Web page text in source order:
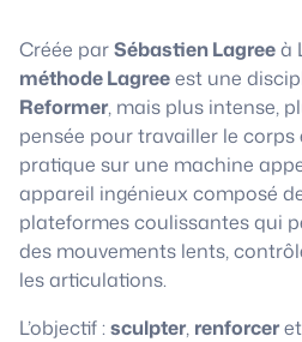
Créée parSébastien Lagreeà
méthode Lagreeest une
Reformer, mais plus intense,
pensée pour travailler le corps
pratique sur une machine
appareil ingénieux composé
plateformes coulissantes qui
des mouvements lents,
les articulations.
L’objectif :sculpter, renforceret